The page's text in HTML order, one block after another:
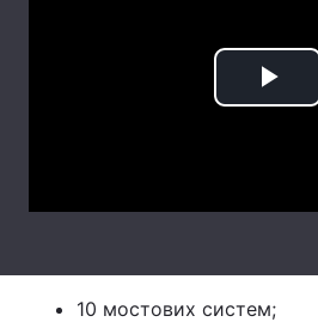
Контакти
10 мостових систем;